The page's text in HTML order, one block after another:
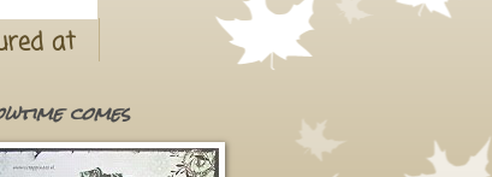
at
comes